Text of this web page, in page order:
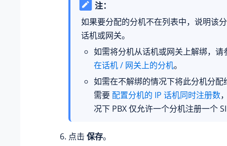
注：
如果要分配的分机不在列表中，说明该
话机或网关。
如需将分机从话机或网关上解绑，
在话机 / 网关上的分机。
如需在不解绑的情况下将此分机分配
需要 配置分机的 IP 话机同时注册数
况下 PBX 仅允许一个分机注册一个
点击 保存。